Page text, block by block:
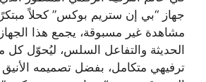
جهاز “بي إن ستريم بوكس” كحلاً
مشاهدة غير مسبوقة، يجمع هذا الجهاز
الحديثة والتفاعل السلس، ليُحوّل كل
ترفيهي متكامل، بفضل تصميمه الأنيق